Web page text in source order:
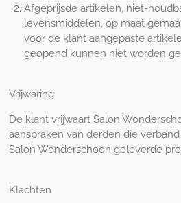
Afgeprijsde artikelen, niet-
levensmiddelen, op maat
voor de klant aangepaste
geopend kunnen niet worden
Vrijwaring
De klant vrijwaart Salon
aanspraken van derden die
Salon Wonderschoon geleverde
Klachten